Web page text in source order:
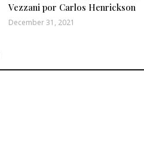
Vezzani por Carlos Henrickson
December 31, 2021